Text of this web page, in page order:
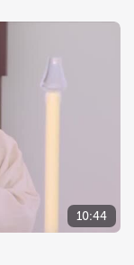
10:44